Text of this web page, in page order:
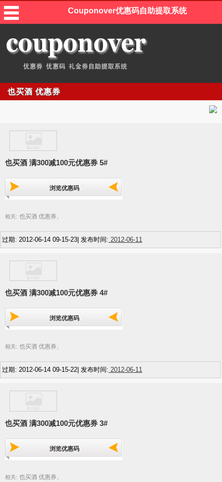
Couponover优惠码自助提取系统
也买酒 优惠券
也买酒 满300减100元优惠券 5#
浏览优惠码
相关: 也买酒 优惠券
过期: 2012-06-14 09-15-23| 发布时间: 2012-06-11
也买酒 满300减100元优惠券 4#
浏览优惠码
相关: 也买酒 优惠券 ,
过期: 2012-06-14 09-15-22| 发布时间: 2012-06-11
也买酒 满300减100元优惠券 3#
浏览优惠码
相关: 也买酒 优惠券